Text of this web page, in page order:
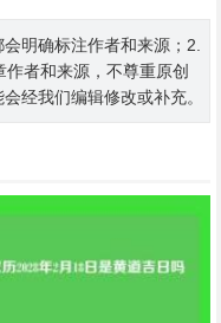
明确标注作者和来源；2.
者和来源，不尊重原创
经我们编辑修改或补充。